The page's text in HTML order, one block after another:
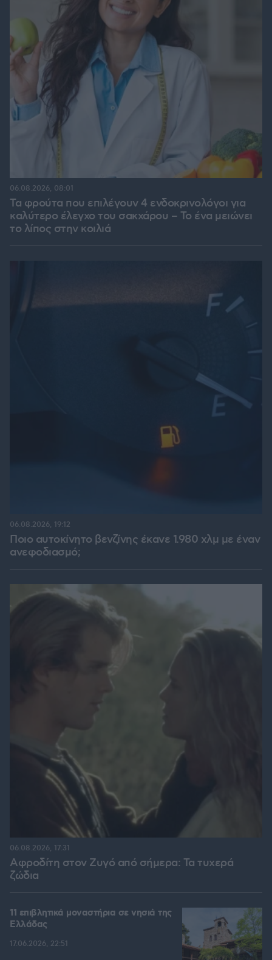
Τα φρούτα που επιλέγουν 4 ενδοκρινολόγοι για
καλύτερο έλεγχο του σακχάρου – Το ένα μειώνει
το λίπος στην κοιλιά
06.08.2026, 08:01
Ποιο αυτοκίνητο βενζίνης έκανε 1.980 χλμ με έναν
ανεφοδιασμό;
06.08.2026, 19:12
Αφροδίτη στον Ζυγό από σήμερα: Τα τυχερά
ζώδια
06.08.2026, 17:31
11 επιβλητικά μοναστήρια σε νησιά της
Ελλάδας
17.06.2026, 22:51